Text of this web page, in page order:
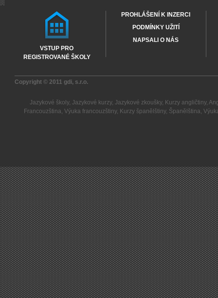
VSTUP PRO
REGISTROVANÉ ŠKOLY
PROHLÁŠENÍ K INZERCI
PODMÍNKY UŽITÍ
NAPSALI O NÁS
Copyright © 2011 gdi, s.r.o.
Jazykové školy, Jazykové kurzy, Jazykové zkoušky, Kurzy angličtiny,
Francouzština, Výuka francouzštiny, Kurzy španělštiny, Španělština,